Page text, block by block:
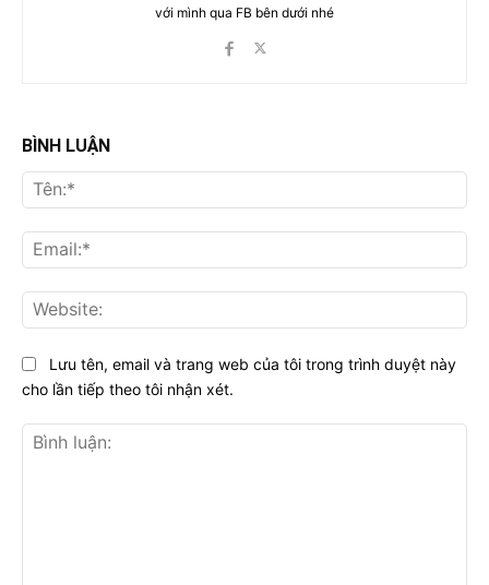
với mình qua FB bên dưới nhé
BÌNH LUẬN
Lưu tên, email và trang web của tôi trong trình duyệt này
cho lần tiếp theo tôi nhận xét.